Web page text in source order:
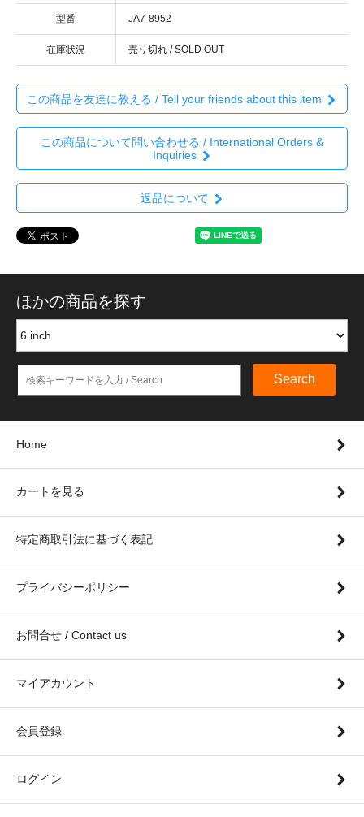
型番 JA7-8952
在庫状況 売り切れ / SOLD OUT
この商品を友達に教える / Tell your friends about this item
この商品について問い合わせる / International Orders &
Inquiries
返品について
ほかの商品を探す
Search
Home
カートを見る
特定商取引法に基づく表記
プライバシーポリシー
お問合せ / Contact us
マイアカウント
会員登録
ログイン